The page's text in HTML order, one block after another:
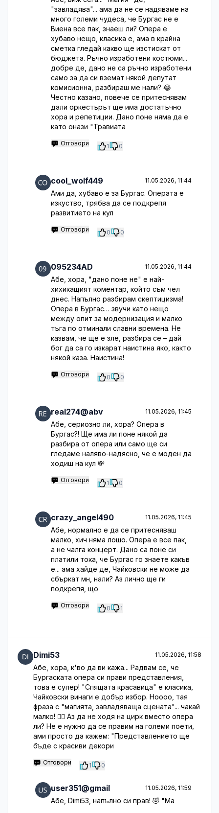
"завладява"... ама да не се надяваме на
много големи чудеса, че Бургас не е
Виена все пак, знаеш ли? Опера е
хубаво нещо, класика е, ама в крайна
сметка гледай какво ще изстискат от
бюджета. Ръчно изработени костюми...
добре де, дано не са ръчно изработени
само за да си вземат някой депутат
комисионна, разбираш ме нали? 😂
Честно казано, повече се притеснявам
дали оркестърът ще има достатъчно
хора и репетиции. Дано поне няма да е
като онази "Травиата
Отговори 1 0
cool_wolf449 11.05.2026, 11:44
Ами да, хубаво е за Бургас. Операта е
изкуство, трябва да се подкрепя
развитието на кул
Отговори 0 0
095234AD 11.05.2026, 11:44
Абе, хора, "дано поне не" е най-
хихикащият коментар, който съм чел
днес. Напълно разбирам скептицизма!
Опера в Бургас… звучи като нещо
между опит за модернизация и малко
тъга по отминали славни времена. Не
казвам, че ще е зле, разбира се – дай
бог да са го изкарат наистина яко, както
някой каза. Наистина!
Отговори 0 0
real274@abv 11.05.2026, 11:45
Абе, сериозно ли, хора? Опера в
Бургас?! Ще има ли поне някой да
разбира от опера или само ще си
гледаме наляво-надясно, че е моден да
ходиш на кул 💸
Отговори 1 0
crazy_angel490 11.05.2026, 11:45
Абе, нормално е да се притесняваш
малко, хич няма лошо. Опера е все пак,
а не чалга концерт. Дано са поне си
платили тока, че Бургас го знаете какъв
е... ама хайде де, Чайковски не може да
сбъркат мн, нали? Аз лично ще ги
подкрепя, що
Отговори 0 1
Dimi53 11.05.2026, 11:58
Абе, хора, к'во да ви кажа... Радвам се, че
Бургаската опера си прави представления,
това е супер! "Спящата красавица" е класика,
Чайковски винаги е добър избор. Ноооо, тая
фраза с "магията, завладяваща сцената"... чакай
малко! 🤦‍♂️ Аз да не ходя на цирк вместо опера
ли? Не е нужно да се правим на големи поети,
ами просто да кажем: "Представлението ще
бъде с красиви декори
Отговори 1 0
user351@gmail 11.05.2026, 11:59
Абе, Dimi53, напълно си прав! 🤣 "Ма